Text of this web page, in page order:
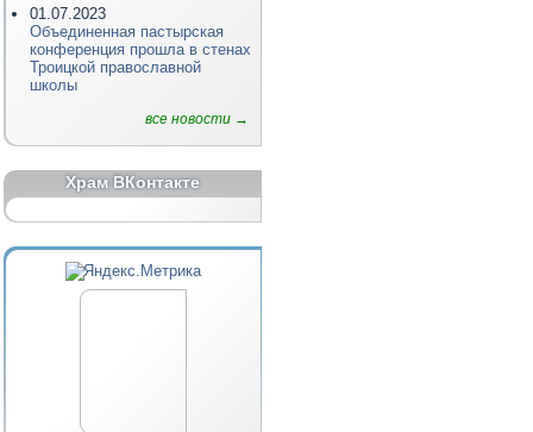
01.07.2023
Объединенная пастырская
конференция прошла в стенах
Троицкой православной
школы
все новости →
Храм ВКонтакте